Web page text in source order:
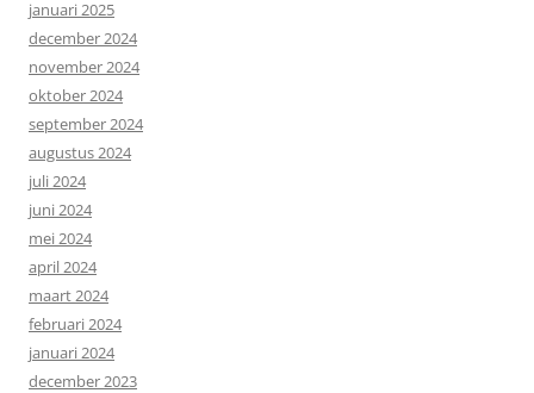
januari 2025
december 2024
november 2024
oktober 2024
september 2024
augustus 2024
juli 2024
juni 2024
mei 2024
april 2024
maart 2024
februari 2024
januari 2024
december 2023